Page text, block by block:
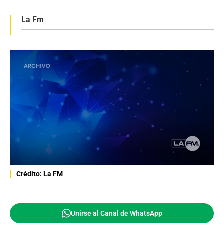
La Fm
Crédito: La FM
Unirse al Canal de WhatsApp